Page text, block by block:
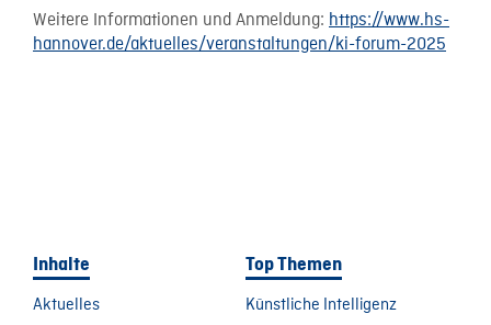
Weitere Informationen und Anmeldung: https://www.hs-
hannover.de/aktuelles/veranstaltungen/ki-forum-2025
Inhalte
Aktuelles
Top Themen
Künstliche Intelligenz